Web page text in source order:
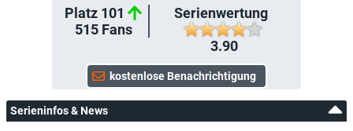
Platz 101
515Fans
Serienwertung
3.90
Serieninfos & News